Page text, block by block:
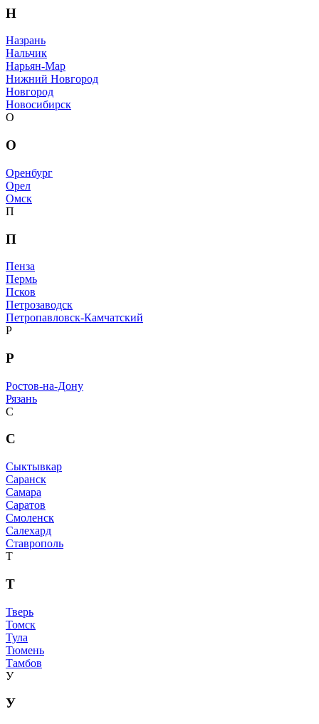
Н
Назрань
Нальчик
Нарьян-Мар
Нижний Новгород
Новгород
Новосибирск
О
О
Оренбург
Орел
Омск
П
П
Пенза
Пермь
Псков
Петрозаводск
Петропавловск-Камчатский
Р
Р
Ростов-на-Дону
Рязань
С
С
Сыктывкар
Саранск
Самара
Саратов
Смоленск
Салехард
Ставрополь
Т
Т
Тверь
Томск
Тула
Тюмень
Тамбов
У
У